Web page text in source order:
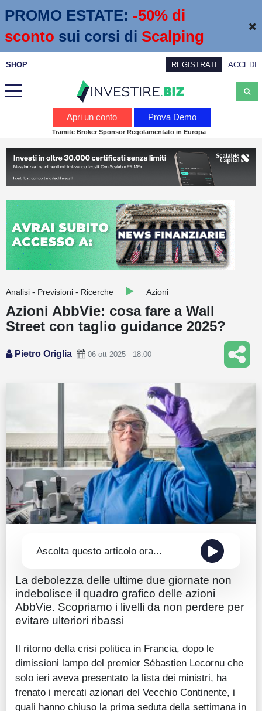
PROMO ESTATE: -50% di
sconto sui corsi di Scalping
SHOP REGISTRATI ACCEDI
Calendario economico
Webinar
Trading
Education
Quotazioni
Conto IG
Guru Monitor
Apri un conto Prova Demo
Tramite Broker Sponsor Regolamentato in Europa
Analisi - Previsioni - Ricerche Azioni
Azioni AbbVie: cosa fare a Wall
Street con taglio guidance 2025?
Pietro Origlia 06 ott 2025 - 18:00
Ascolta questo articolo ora...
La debolezza delle ultime due giornate non
indebolisce il quadro grafico delle azioni
AbbVie. Scopriamo i livelli da non perdere per
evitare ulteriori ribassi
Il ritorno della crisi politica in Francia, dopo le
dimissioni lampo del premier Sébastien Lecornu che
solo ieri aveva presentato la lista dei ministri, ha
frenato i mercati azionari del Vecchio Continente, i
quali hanno chiuso la prima seduta della settimana in